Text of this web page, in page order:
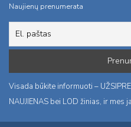
Naujienų prenumerata
Visada būkite informuoti –
NAUJIENAS bei LOD žinias, ir mes